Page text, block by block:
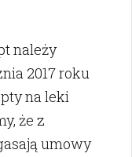
należy
2017 roku
na leki
że z
umowy